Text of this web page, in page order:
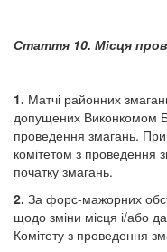
Стаття 10. Місця
1. Матчі районних
допущених Виконкомом
проведення змагань.
комітетом з проведення
початку змагань.
2. За форс-мажорних
щодо зміни місця і/або
Комітету з проведення